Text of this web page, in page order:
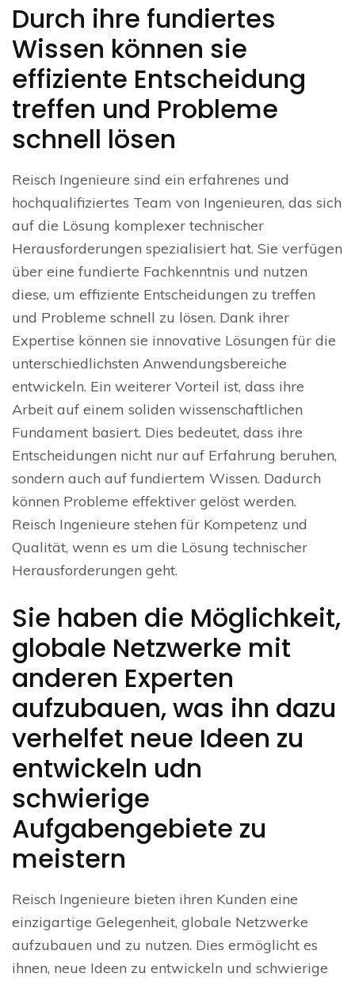
Durch ihre fundiertes
Wissen können sie
effiziente Entscheidung
treffen und Probleme
schnell lösen
Reisch Ingenieure sind ein erfahrenes und
hochqualifiziertes Team von Ingenieuren, das sich
auf die Lösung komplexer technischer
Herausforderungen spezialisiert hat. Sie verfügen
über eine fundierte Fachkenntnis und nutzen
diese, um effiziente Entscheidungen zu treffen
und Probleme schnell zu lösen. Dank ihrer
Expertise können sie innovative Lösungen für die
unterschiedlichsten Anwendungsbereiche
entwickeln. Ein weiterer Vorteil ist, dass ihre
Arbeit auf einem soliden wissenschaftlichen
Fundament basiert. Dies bedeutet, dass ihre
Entscheidungen nicht nur auf Erfahrung beruhen,
sondern auch auf fundiertem Wissen. Dadurch
können Probleme effektiver gelöst werden.
Reisch Ingenieure stehen für Kompetenz und
Qualität, wenn es um die Lösung technischer
Herausforderungen geht.
Sie haben die Möglichkeit,
globale Netzwerke mit
anderen Experten
aufzubauen, was ihn dazu
verhelfet neue Ideen zu
entwickeln udn
schwierige
Aufgabengebiete zu
meistern
Reisch Ingenieure bieten ihren Kunden eine
einzigartige Gelegenheit, globale Netzwerke
aufzubauen und zu nutzen. Dies ermöglicht es
ihnen, neue Ideen zu entwickeln und schwierige